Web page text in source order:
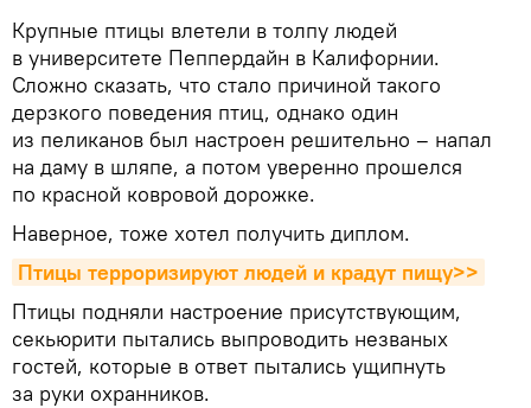
Крупные птицы влетели в толпу людей
в университете Пеппердайн в Калифорнии.
Сложно сказать, что стало причиной такого
дерзкого поведения птиц, однако один
из пеликанов был настроен решительно – напал
на даму в шляпе, а потом уверенно прошелся
по красной ковровой дорожке.
Наверное, тоже хотел получить диплом.
Птицы терроризируют людей и крадут пищу>>
Птицы подняли настроение присутствующим,
секьюрити пытались выпроводить незваных
гостей, которые в ответ пытались ущипнуть
за руки охранников.